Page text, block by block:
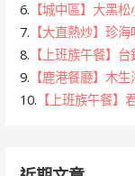
6. 【城中區】大黑
7. 【大直熱炒】珍
8. 【上班族午餐】
9. 【鹿港餐廳】木
10. 【上班族午餐】